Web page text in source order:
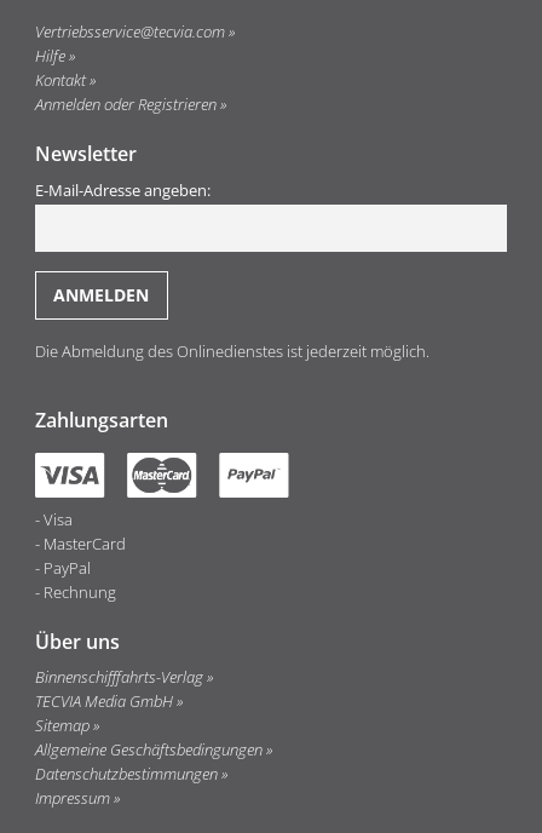
Vertriebsservice@tecvia.com
Hilfe
Kontakt
Anmelden oder Registrieren
Newsletter
E-Mail-Adresse angeben:
Die Abmeldung des Onlinedienstes ist jederzeit möglich.
Zahlungsarten
Visa
MasterCard
PayPal
Rechnung
Über uns
Binnenschifffahrts-Verlag
TECVIA Media GmbH
Sitemap
Allgemeine Geschäftsbedingungen
Datenschutzbestimmungen
Impressum